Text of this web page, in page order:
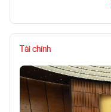
Tài chính